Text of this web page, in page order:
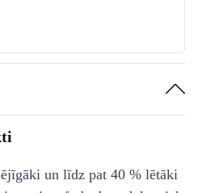
un līdz pat 40 % lētāki